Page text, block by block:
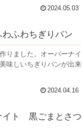
2024.05.03
わふわちぎりパン
りました。オーバーナイ
味しいちぎりパンが出来
2024.04.16
イト 黒ごまとさつ